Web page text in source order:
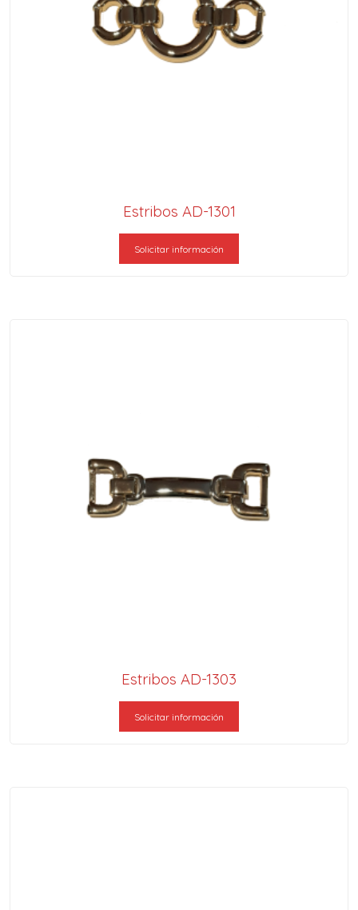
Estribos AD-1301
Solicitar información
Estribos AD-1303
Solicitar información